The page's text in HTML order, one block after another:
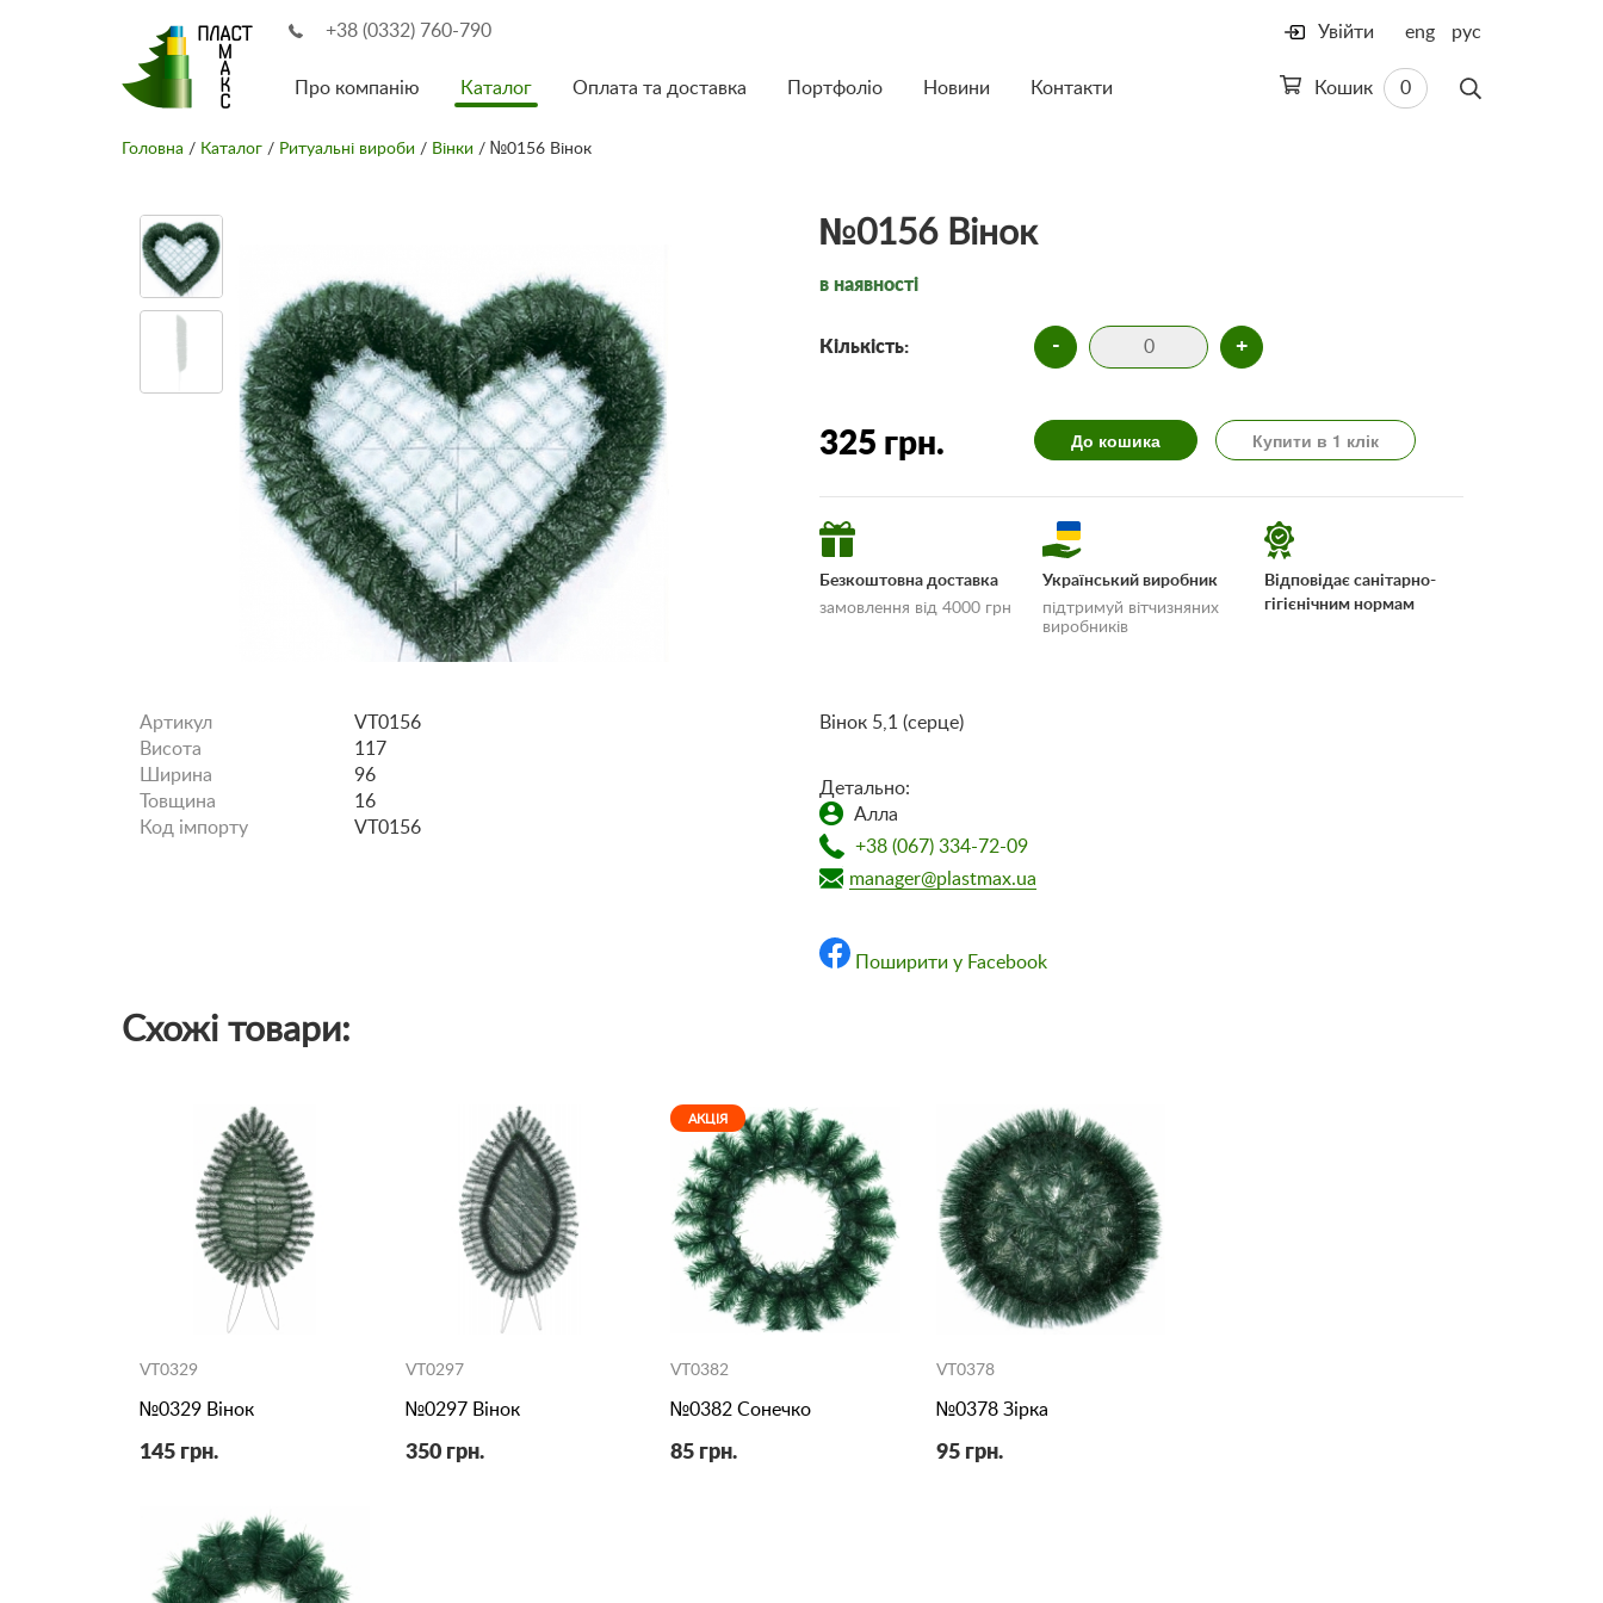
+38 (0332) 760-790 Увійти
Кошик 0
Про компанію Каталог Оплата та доставка Портфоліо Новини Контакти
eng рус
Головна / Каталог / Ритуальні вироби / Вінки / №0156 Вінок
№0156 Вінок
в наявності
Кількість: - +
325 грн. До кошика Купити в 1 клік
Безкоштовна доставка
замовлення від 4000 грн
оплати»
Український виробник
підтримуй вітчизняних
виробників
Відповідає санітарно-
гігієнічним нормам
Артикул
VT0156
Висота
117
Ширина
96
Товщина
16
Код імпорту
VT0156
Вінок 5,1 (серце)
Детально:
Алла
+38 (067) 334-72-09
manager@plastmax.ua
Поширити у Facebook
Схожі товари:
VT0329
№0329 Вінок
145 грн.
VT0297
№0297 Вінок
350 грн.
АКЦІЯ
VT0382
№0382 Сонечко
85 грн.
VT0378
№0378 Зірка
95 грн.